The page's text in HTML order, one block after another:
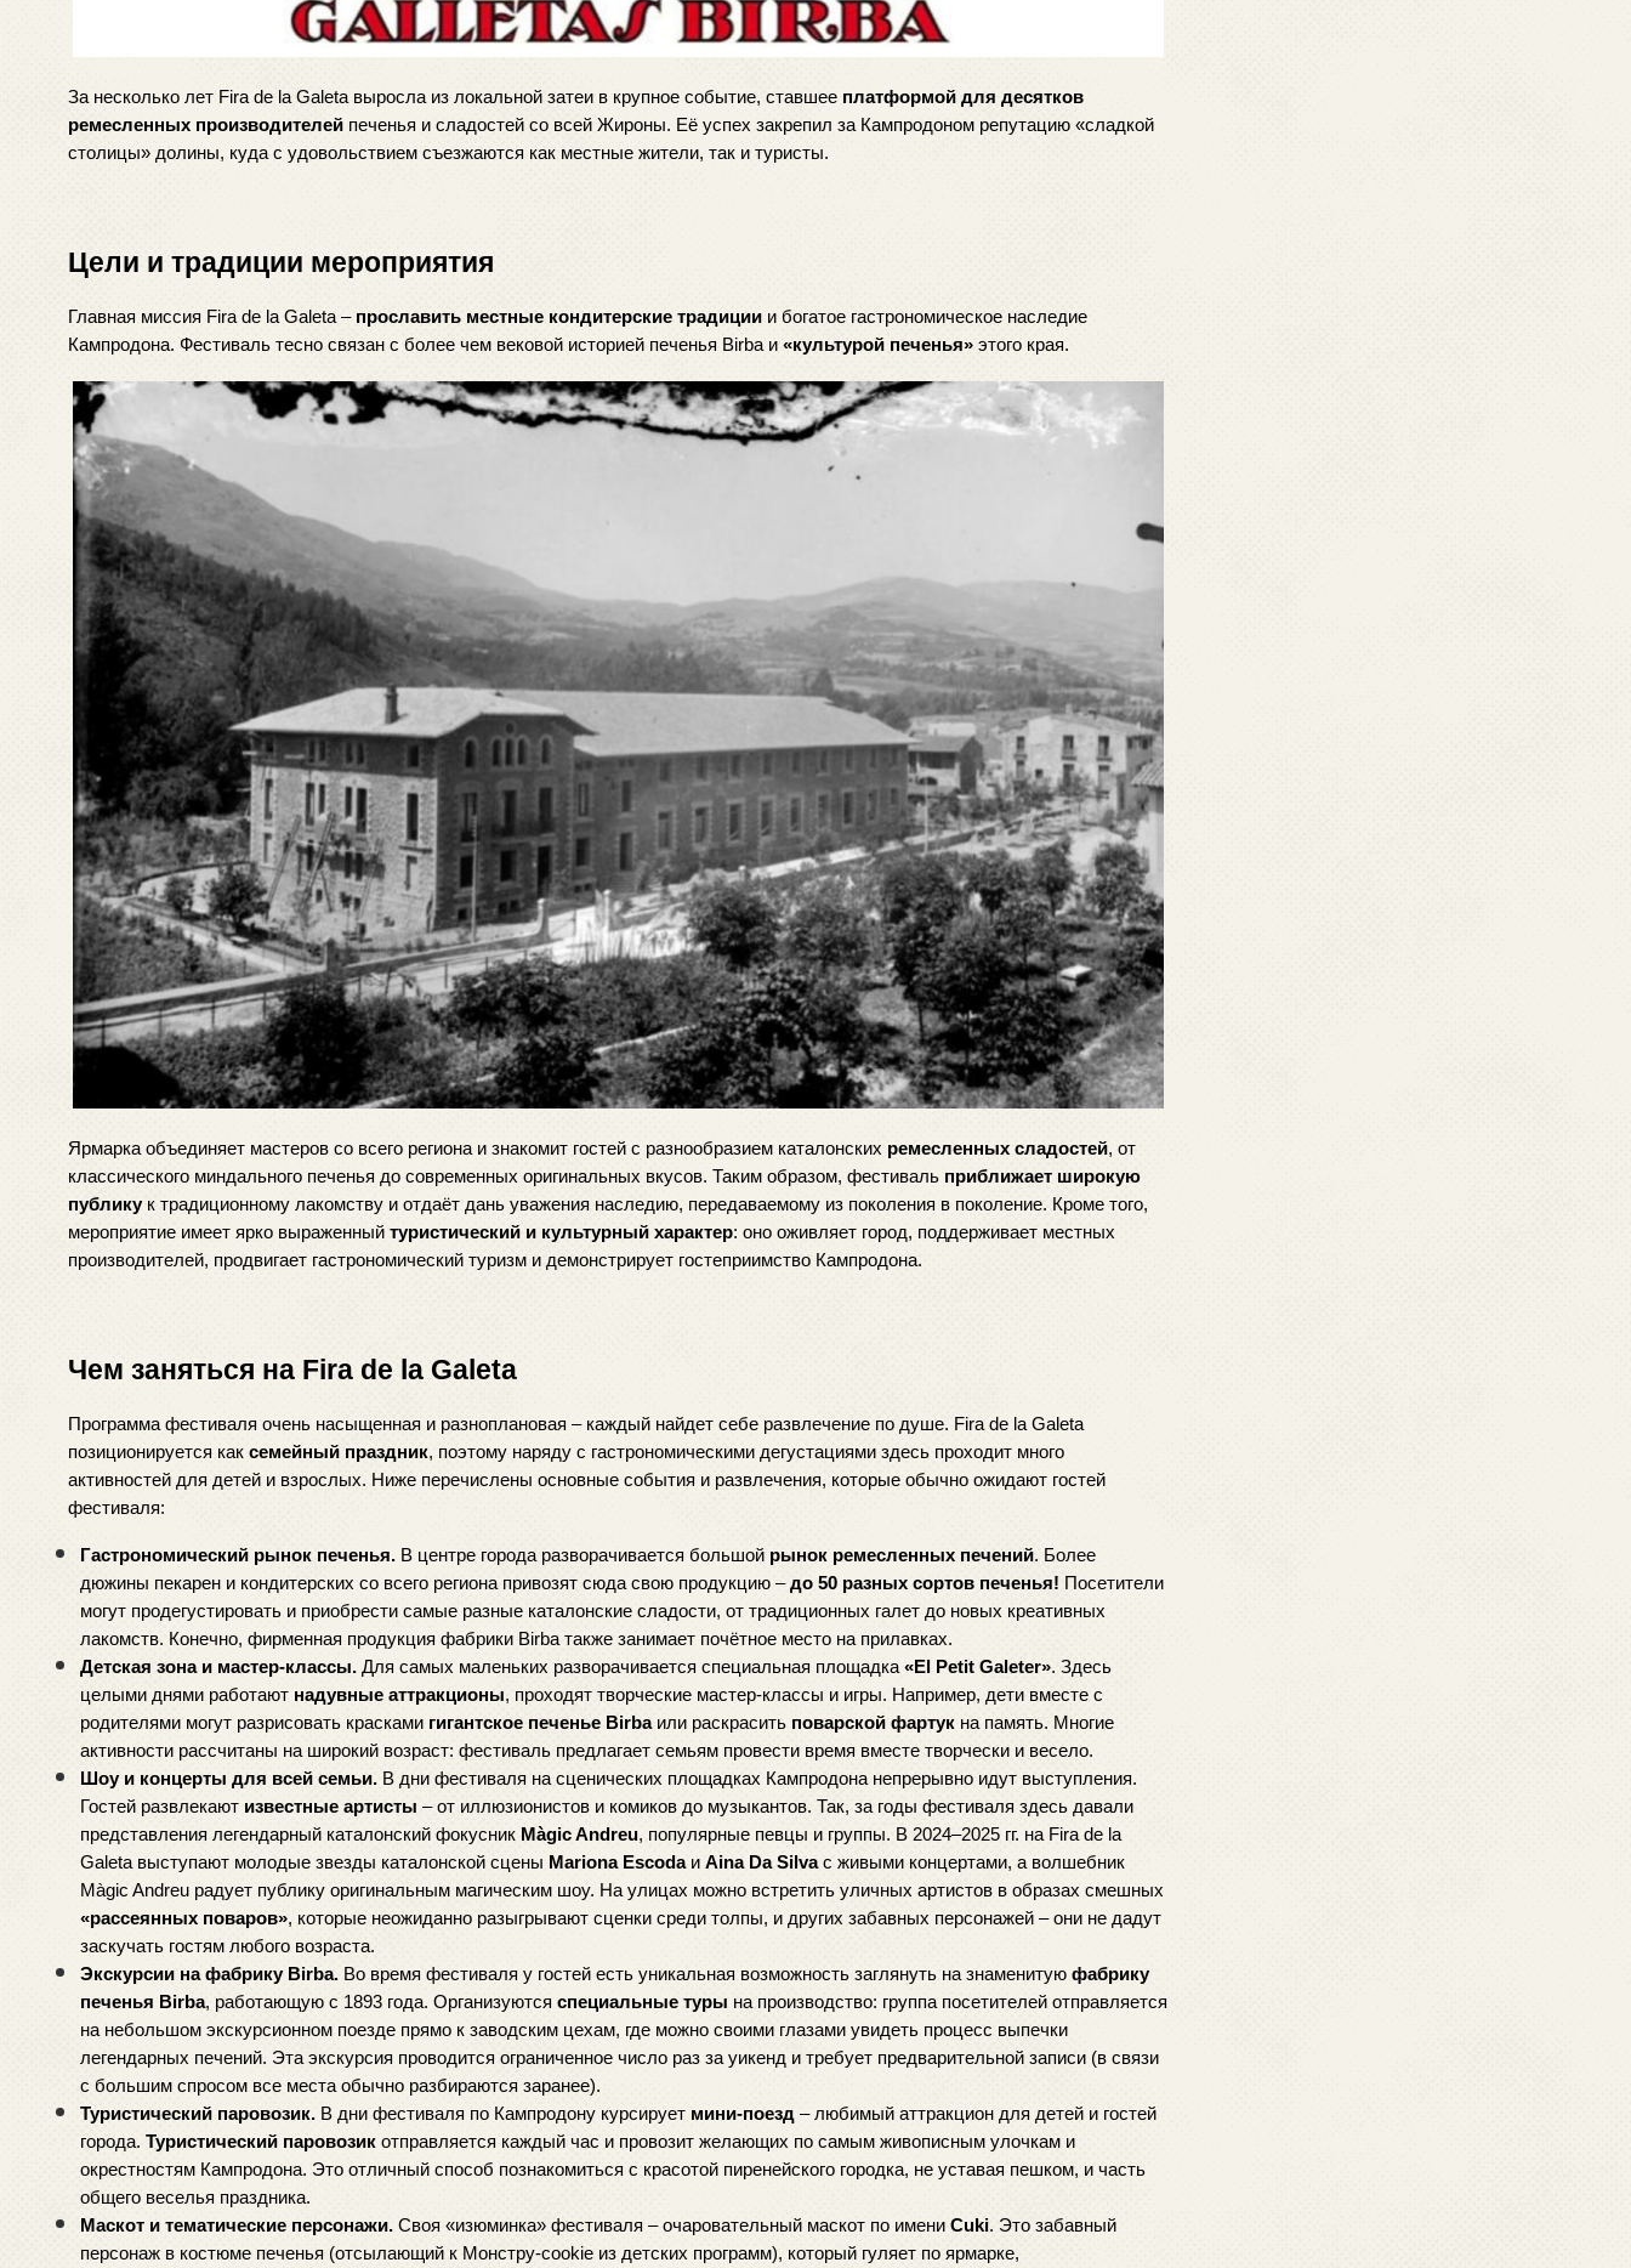
За несколько лет Fira de la Galeta выросла из локальной затеи в крупное событие, ставшее платформой для десятков
ремесленных производителей печенья и сладостей со всей Жироны. Её успех закрепил за Кампродоном репутацию «сладкой
столицы» долины, куда с удовольствием съезжаются как местные жители, так и туристы.
Цели и традиции мероприятия
Главная миссия Fira de la Galeta – прославить местные кондитерские традиции и богатое гастрономическое наследие
Кампродона. Фестиваль тесно связан с более чем вековой историей печенья Birba и «культурой печенья» этого края.
Ярмарка объединяет мастеров со всего региона и знакомит гостей с разнообразием каталонских ремесленных сладостей, от
классического миндального печенья до современных оригинальных вкусов. Таким образом, фестиваль приближает широкую
публику к традиционному лакомству и отдаёт дань уважения наследию, передаваемому из поколения в поколение. Кроме того,
мероприятие имеет ярко выраженный туристический и культурный характер: оно оживляет город, поддерживает местных
производителей, продвигает гастрономический туризм и демонстрирует гостеприимство Кампродона.
Чем заняться на Fira de la Galeta
Программа фестиваля очень насыщенная и разноплановая – каждый найдет себе развлечение по душе. Fira de la Galeta
позиционируется как семейный праздник, поэтому наряду с гастрономическими дегустациями здесь проходит много
активностей для детей и взрослых. Ниже перечислены основные события и развлечения, которые обычно ожидают гостей
фестиваля:
Гастрономический рынок печенья. В центре города разворачивается большой рынок ремесленных печений. Более
дюжины пекарен и кондитерских со всего региона привозят сюда свою продукцию – до 50 разных сортов печенья! Посетители
могут продегустировать и приобрести самые разные каталонские сладости, от традиционных галет до новых креативных
лакомств. Конечно, фирменная продукция фабрики Birba также занимает почётное место на прилавках.
Детская зона и мастер-классы. Для самых маленьких разворачивается специальная площадка «El Petit Galeter». Здесь
целыми днями работают надувные аттракционы, проходят творческие мастер-классы и игры. Например, дети вместе с
родителями могут разрисовать красками гигантское печенье Birba или раскрасить поварской фартук на память. Многие
активности рассчитаны на широкий возраст: фестиваль предлагает семьям провести время вместе творчески и весело.
Шоу и концерты для всей семьи. В дни фестиваля на сценических площадках Кампродона непрерывно идут выступления.
Гостей развлекают известные артисты – от иллюзионистов и комиков до музыкантов. Так, за годы фестиваля здесь давали
представления легендарный каталонский фокусник Màgic Andreu, популярные певцы и группы. В 2024–2025 гг. на Fira de la
Galeta выступают молодые звезды каталонской сцены Mariona Escoda и Aina Da Silva с живыми концертами, а волшебник
«рассеянных поваров», которые неожиданно разыгрывают сценки среди толпы, и других забавных персонажей – они не дадут
заскучать гостям любого возраста.
Экскурсии на фабрику Birba. Во время фестиваля у гостей есть уникальная возможность заглянуть на знаменитую фабрику
печенья Birba, работающую с 1893 года. Организуются специальные туры на производство: группа посетителей отправляется
на небольшом экскурсионном поезде прямо к заводским цехам, где можно своими глазами увидеть процесс выпечки
легендарных печений. Эта экскурсия проводится ограниченное число раз за уикенд и требует предварительной записи (в связи
с большим спросом все места обычно разбираются заранее).
Туристический паровозик. В дни фестиваля по Кампродону курсирует мини-поезд – любимый аттракцион для детей и гостей
города. Туристический паровозик отправляется каждый час и провозит желающих по самым живописным улочкам и
окрестностям Кампродона. Это отличный способ познакомиться с красотой пиренейского городка, не уставая пешком, и часть
общего веселья праздника.
Маскот и тематические персонажи. Своя «изюминка» фестиваля – очаровательный маскот по имени Cuki. Это забавный
персонаж в костюме печенья (отсылающий к Монстру-cookie из детских программ), который гуляет по ярмарке,